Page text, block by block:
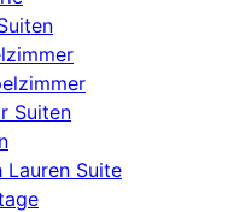
Suiten
Lauren Suite